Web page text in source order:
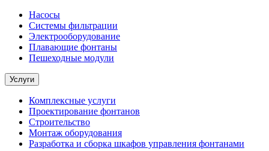
Насосы
Системы фильтрации
Электрооборудование
Плавающие фонтаны
Пешеходные модули
Услуги
Комплексные услуги
Проектирование фонтанов
Строительство
Монтаж оборудования
Разработка и сборка шкафов управления фонтанами